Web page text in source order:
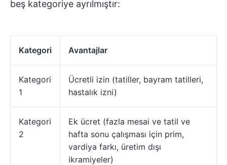
beş kategoriye ayrılmıştır:
Kategori Avantajlar
Kategori
1
Ücretli izin (tatiller, bayram tatilleri,
hastalık izni)
Kategori
2
Ek ücret (fazla mesai ve tatil ve
hafta sonu çalışması için prim,
vardiya farkı, üretim dışı
ikramiyeler)